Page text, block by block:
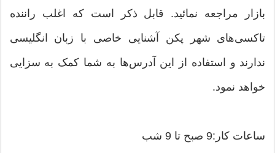
بازار مراجعه نمائید. قابل ذکر است که اغلب راننده
تاکسی‌های شهر پکن آشنایی خاصی با زبان انگلیسی
ندارند و استفاده از این آدرس‌ها به شما کمک به سزایی
خواهد نمود.
ساعات کار:9 صبح تا 9 شب